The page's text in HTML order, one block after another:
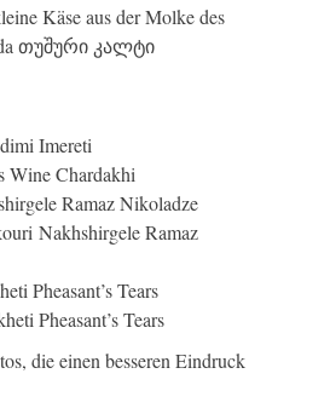
Käse aus der Molke des
თუშური კალტი
Imereti
Wine Chardakhi
Ramaz Nikoladze
Nakhshirgele Ramaz
Pheasant’s Tears
Pheasant’s Tears
die einen besseren Eindruck